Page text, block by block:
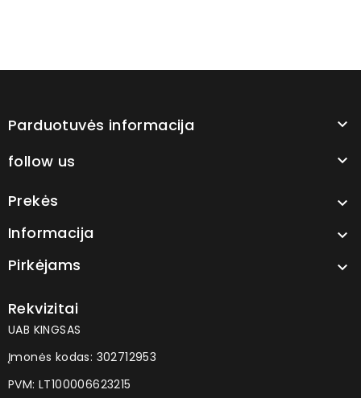
Parduotuvės informacija 
follow us 
Prekės 
Informacija 
Pirkėjams 
Rekvizitai
UAB KINGSAS
Įmonės kodas: 302712953
PVM: LT100006623215